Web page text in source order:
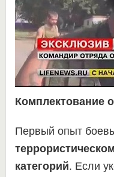
Комплектование
Первый опыт
категорий. Если